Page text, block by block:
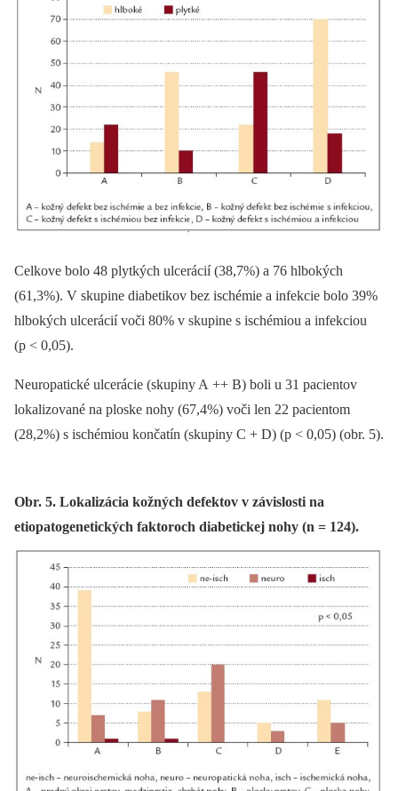
Celkove bolo 48 plytkých ulcerácií (38,7%) a 76 hlbokých
(61,3%). V skupine diabetikov bez ischémie a infekcie bolo 39%
hlbokých ulcerácií voči 80% v skupine s ischémiou a infekciou
(p < 0,05).
Neuropatické ulcerácie (skupiny A ++ B) boli u 31 pacientov
lokalizované na ploske nohy (67,4%) voči len 22 pacientom
(28,2%) s ischémiou končatín (skupiny C + D) (p < 0,05) (obr. 5).
Obr. 5. Lokalizácia kožných defektov v závislosti na
etiopatogenetických faktoroch diabetickej nohy (n = 124).